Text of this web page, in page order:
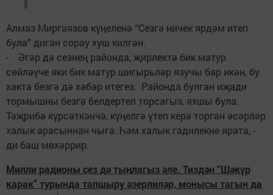
Алмаз Миргаязов күңеленә “Сезгә ничек ярдәм итеп
була” дигән сорау хуш килгән.
- Әгәр дә сезнең районда, җирлектә бик матур
сөйләүче яки бик матур шигырьләр язучы бар икән, бу
хакта безгә дә хәбәр итегез. Районда булган иҗади
тормышны безгә белдертеп торсагыз, яхшы була.
Тәҗрибә күрсәткәнчә, күңелгә үтеп керә торган әсәрләр
халык арасыннан чыга. Һәм халык гадилекне ярата, -
ди баш мөхәррир.
Милли радионы сез дә тыңлагыз әле. Тиздән “Шәкүр
карак” турында тапшыру әзерлиләр, монысы тагын да